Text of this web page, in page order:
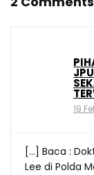
19
[…] Baca :
Lee di Polda